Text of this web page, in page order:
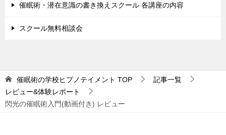
催眠術・潜在意識の書き換えスクール 各講座の内容
スクール無料相談会
催眠術の学校ヒプノテイメント TOP
記事一覧
レビュー&体験レポート
閃光の催眠術入門(動画付き) レビュー